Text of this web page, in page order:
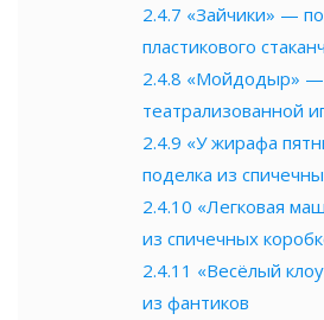
2.4.7 «Зайчики» —
пластикового
2.4.8 «Мойдодыр» —
театрализованной
2.4.9 «У жирафа
поделка из
2.4.10 «Легковая
из спичечных
2.4.11 «Весёлый
из фантиков